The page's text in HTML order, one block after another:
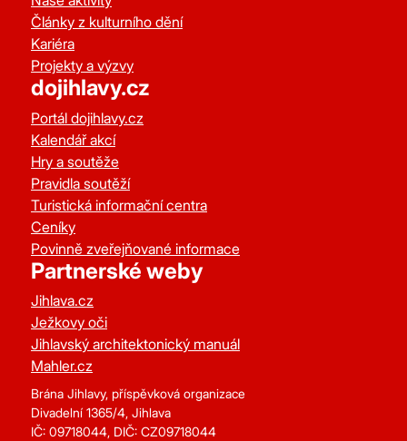
Články z kulturního dění
Kariéra
Projekty a výzvy
dojihlavy.cz
Portál dojihlavy.cz
Kalendář akcí
Hry a soutěže
Pravidla soutěží
Turistická informační centra
Ceníky
Povinně zveřejňované informace
Partnerské weby
Jihlava.cz
Ježkovy oči
Jihlavský architektonický manuál
Mahler.cz
Brána Jihlavy, příspěvková organizace
Divadelní 1365/4, Jihlava
IČ: 09718044, DIČ: CZ09718044